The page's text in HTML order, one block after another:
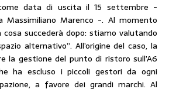
data di uscita il 15 settembre -
Massimiliano Marenco -. Al momento
cosa succederà dopo: stiamo valutando
alternativo”. All’origine del caso, la
la gestione del punto di ristoro sull’A6
ha escluso i piccoli gestori da ogni
a favore dei grandi marchi. Al